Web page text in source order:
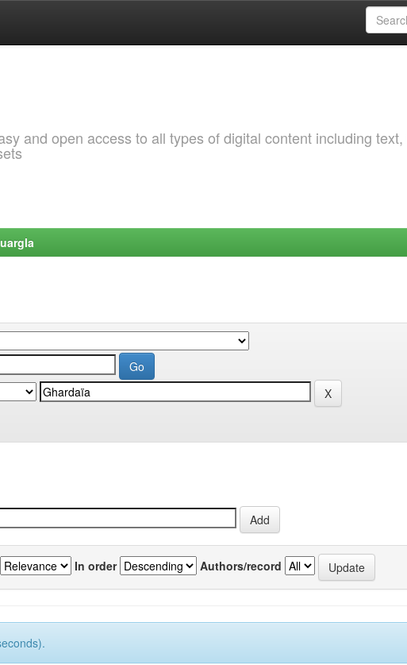
and open access to all types of digital content including text,
In order Authors/record